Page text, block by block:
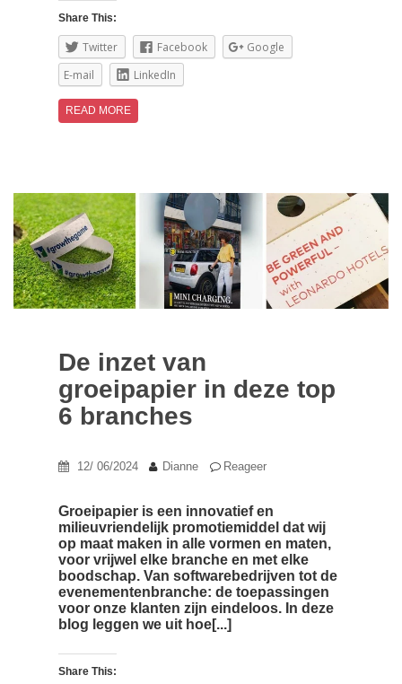
Share This:
Twitter Facebook
Google
E-mail
LinkedIn
READ MORE
De inzet van
groeipapier in deze top
6 branches
12/ 06/2024 Dianne Reageer
Groeipapier is een innovatief en
milieuvriendelijk promotiemiddel dat wij
op maat maken in alle vormen en maten,
voor vrijwel elke branche en met elke
boodschap. Van softwarebedrijven tot de
evenementenbranche: de toepassingen
voor onze klanten zijn eindeloos. In deze
blog leggen we uit hoe[...]
Share This: